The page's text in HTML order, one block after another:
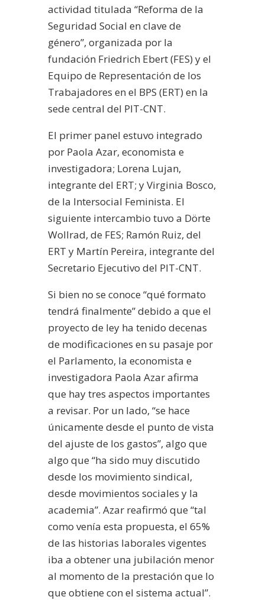
actividad titulada “Reforma de la
Seguridad Social en clave de
género”, organizada por la
fundación Friedrich Ebert (FES) y el
Equipo de Representación de los
Trabajadores en el BPS (ERT) en la
sede central del PIT-CNT.
El primer panel estuvo integrado
por Paola Azar, economista e
investigadora; Lorena Lujan,
integrante del ERT; y Virginia Bosco,
de la Intersocial Feminista. El
siguiente intercambio tuvo a Dörte
Wollrad, de FES; Ramón Ruiz, del
ERT y Martín Pereira, integrante del
Secretario Ejecutivo del PIT-CNT.
Si bien no se conoce “qué formato
tendrá finalmente” debido a que el
proyecto de ley ha tenido decenas
de modificaciones en su pasaje por
el Parlamento, la economista e
investigadora Paola Azar afirma
que hay tres aspectos importantes
a revisar. Por un lado, “se hace
únicamente desde el punto de vista
del ajuste de los gastos”, algo que
algo que “ha sido muy discutido
desde los movimiento sindical,
desde movimientos sociales y la
academia”. Azar reafirmó que “tal
como venía esta propuesta, el 65%
de las historias laborales vigentes
iba a obtener una jubilación menor
al momento de la prestación que lo
que obtiene con el sistema actual”.